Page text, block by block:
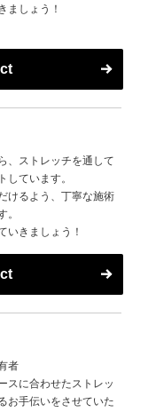
ましょう！
、ストレッチを通して
しています。
けるよう、丁寧な施術
。
いきましょう！
者
スに合わせたストレッ
お手伝いをさせていた